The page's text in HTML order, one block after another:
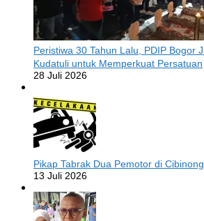
Peristiwa 30 Tahun Lalu, PDIP Bogor
Kudatuli untuk Memperkuat Persatuan
28 Juli 2026
Pikap Tabrak Dua Pemotor di
13 Juli 2026